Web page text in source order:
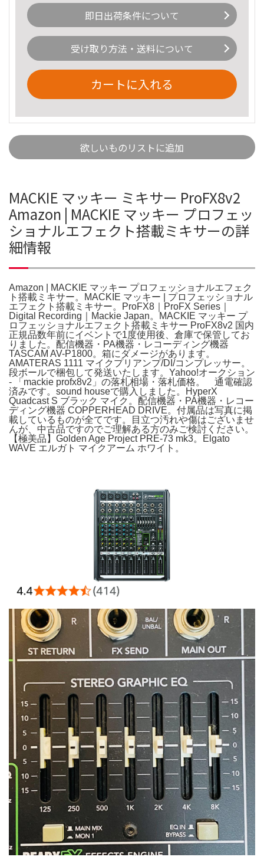
即日出荷条件について
受け取り方法・送料について
カートに入れる
欲しいものリストに追加
MACKIE マッキー ミキサー ProFX8v2
Amazon | MACKIE マッキー プロフェッ
ショナルエフェクト搭載ミキサーの詳
細情報
Amazon | MACKIE マッキー プロフェッショナルエフェク
ト搭載ミキサー。MACKIE マッキー | プロフェッショナル
エフェクト搭載ミキサー。ProFX8｜ProFX Series｜
Digital Recording｜Mackie Japan。MACKIE マッキー プ
ロフェッショナルエフェクト搭載ミキサー ProFX8v2 国内
正規品数年前にイベントで1度使用後、倉庫で保管してお
りました。配信機器・PA機器・レコーディング機器
TASCAM AV-P1800。箱にダメージがあります。
AMATERAS 1111 マイクプリアンプ/DI/コンプレッサー。
段ボールで梱包して発送いたします。Yahoo!オークション
- 「mackie profx8v2」の落札相場・落札価格。 通電確認
済みです。sound houseで購入しました。HyperX
Quadcast S ブラック マイク。配信機器・PA機器・レコー
ディング機器 COPPERHEAD DRIVE。付属品は写真に掲
載しているものが全てです。目立つ汚れや傷はございませ
んが、中古品ですのでご理解ある方のみご検討ください。
【極美品】Golden Age Project PRE-73 mk3。Elgato
WAVE エルガト マイクアーム ホワイト。